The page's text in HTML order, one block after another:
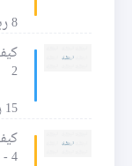
8 ربيع الأول 1438 للهجرة
2
15 ربيع الأول 1438 للهجرة
4 - حُسنُ الخُلق هو حُسنُ المعاملة مع الناس